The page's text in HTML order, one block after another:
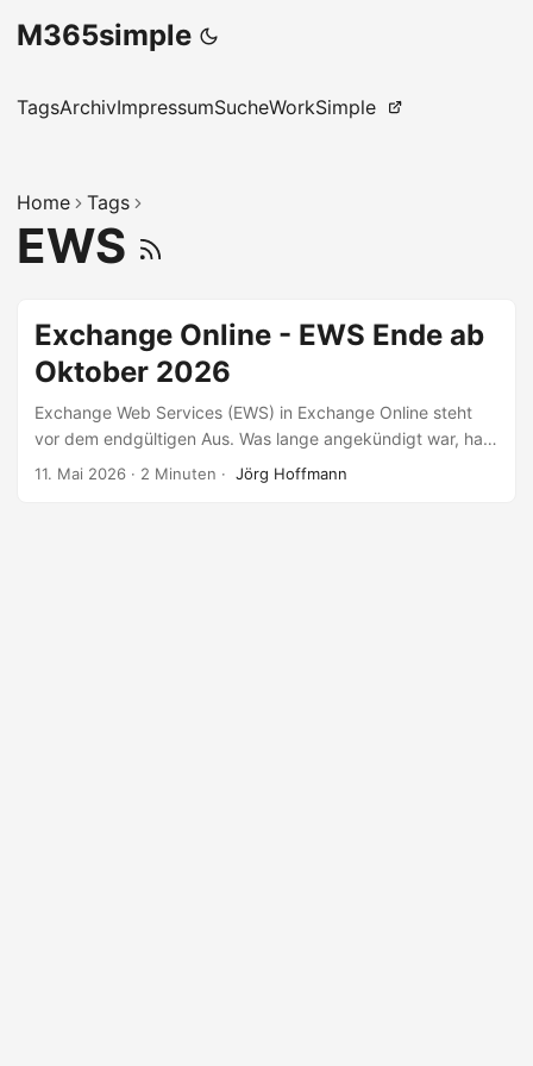
M365simple
TagsArchivImpressumSucheWorkSimple
Home Tags
EWS
Exchange Online - EWS Ende ab
Oktober 2026
Exchange Web Services (EWS) in Exchange Online steht
vor dem endgültigen Aus. Was lange angekündigt war, hat
jetzt einen klaren Zeitplan, und konkrete Auswirkungen auf
11. Mai 2026 · 2 Minuten · Jörg Hoffmann